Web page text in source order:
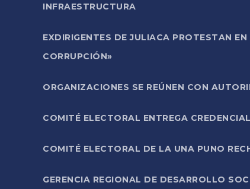
INFRAESTRUCTURA
EXDIRIGENTES DE JULIACA PROTESTAN
CORRUPCIÓN»
ORGANIZACIONES SE REÚNEN CON
COMITÉ ELECTORAL ENTREGA
COMITÉ ELECTORAL DE LA UNA PUNO
GERENCIA REGIONAL DE DESARROLLO